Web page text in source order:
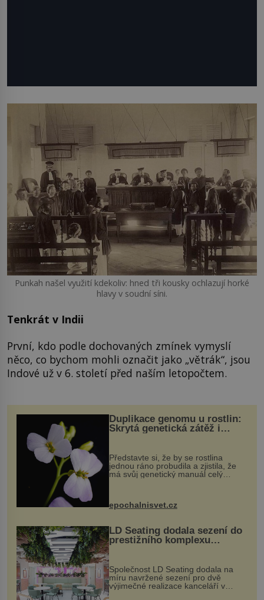
Punkah našel využití kdekoliv: hned tři kousky ochlazují horké
hlavy v soudní síni.
Tenkrát v Indii
První, kdo podle dochovaných zmínek vymyslí
něco, co bychom mohli označit jako „větrák“, jsou
Indové už v 6. století před naším letopočtem.
Duplikace genomu u rostlin:
Skrytá genetická zátěž i
Představte si, že by se rostlina
jednou ráno probudila a zjistila, že
má svůj genetický manuál celý
vstupenka...
epochalnisvet.cz
LD Seating dodala sezení do
prestižního komplexu
MediaCityUK v Salfordu
Společnost LD Seating dodala na
míru navržené sezení pro dvě
výjimečné realizace kanceláří v
areálu MediaCityUK v anglickém